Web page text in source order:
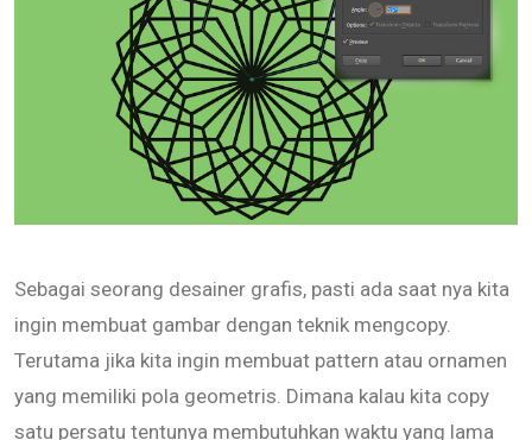
Sebagai seorang desainer grafis, pasti ada saat nya kita
ingin membuat gambar dengan teknik mengcopy.
Terutama jika kita ingin membuat pattern atau ornamen
yang memiliki pola geometris. Dimana kalau kita copy
satu persatu tentunya membutuhkan waktu yang lama